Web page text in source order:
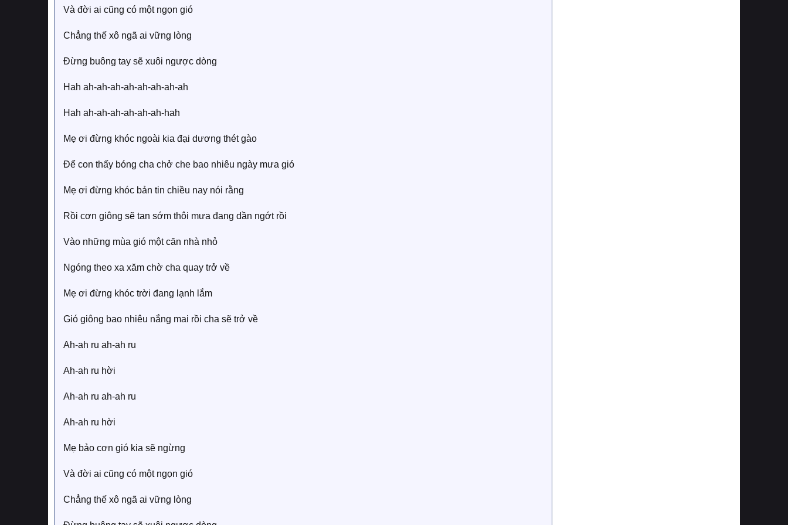
Và đời ai cũng có một ngọn gió
Chẳng thế xô ngã ai vững lòng
Đừng buông tay sẽ xuôi ngược dòng
Hah ah-ah-ah-ah-ah-ah-ah-ah
Hah ah-ah-ah-ah-ah-ah-hah
Mẹ ơi đừng khóc ngoài kia đại dương thét gào
Để con thấy bóng cha chở che bao nhiêu ngày mưa gió
Mẹ ơi đừng khóc bản tin chiều nay nói rằng
Rồi cơn giông sẽ tan sớm thôi mưa đang dần ngớt rồi
Vào những mùa gió một căn nhà nhỏ
Ngóng theo xa xăm chờ cha quay trở về
Mẹ ơi đừng khóc trời đang lạnh lắm
Gió giông bao nhiêu nắng mai rồi cha sẽ trở về
Ah-ah ru ah-ah ru
Ah-ah ru hời
Ah-ah ru ah-ah ru
Ah-ah ru hời
Mẹ bảo cơn gió kia sẽ ngừng
Và đời ai cũng có một ngọn gió
Chẳng thế xô ngã ai vững lòng